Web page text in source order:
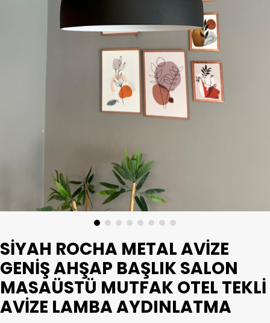
SIYAH ROCHA METAL AVIZE
GENIŞ AHŞAP BAŞLIK SALON
MASAÜSTÜ MUTFAK OTEL TEKLI
AVIZE LAMBA AYDINLATMA